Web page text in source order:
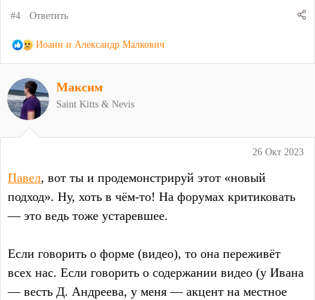
#4 Ответить
Р
к
ц
и
Иоанн и Александр Малкович
26 Окт 2023
Павел, вот ты и продемонстрируй этот «новый
подход». Ну, хоть в чём-то! На форумах критиковать
— это ведь тоже устаревшее.
Если говорить о форме (видео), то она переживёт
всех нас. Если говорить о содержании видео (у Ивана
— весть Д. Андреева, у меня — акцент на местное
Максим
Saint Kitts & Nevis